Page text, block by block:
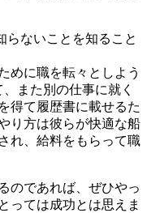
らないことを知ること
めに職を転々としよう
また別の仕事に就く
得て履歴書に載せるた
り方は彼らが快適な船
れ、給料をもらって職
のであれば、ぜひやっ
っては成功とは思えま